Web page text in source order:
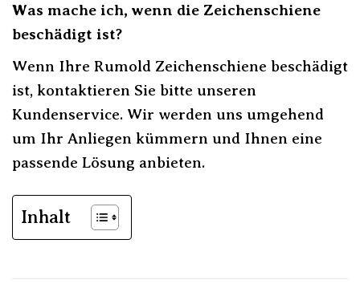
Was mache ich, wenn die Zeichenschiene
beschädigt ist?
Wenn Ihre Rumold Zeichenschiene beschädigt
ist, kontaktieren Sie bitte unseren
Kundenservice. Wir werden uns umgehend
um Ihr Anliegen kümmern und Ihnen eine
passende Lösung anbieten.
Inhalt